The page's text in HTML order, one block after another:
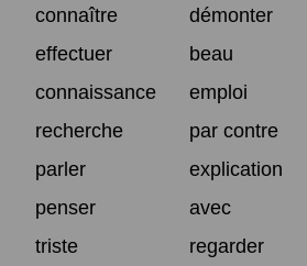
connaître
démonter
effectuer
beau
connaissance
emploi
recherche
par contre
parler
explication
penser
avec
triste
regarder